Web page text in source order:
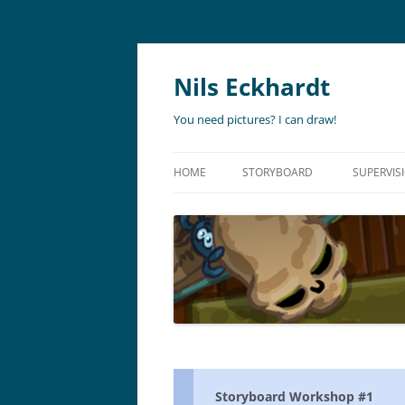
Nils Eckhardt
You need pictures? I can draw!
HOME STORYBOARD
ANIMATIC
LIVE ACTION
ADVERTISING
ART
Storyboard Workshop #1